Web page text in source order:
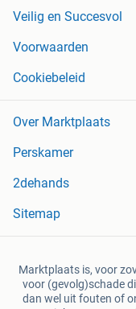
Veilig en Succesvol
Voorwaarden
Cookiebeleid
Over Marktplaats
Perskamer
2dehands
Sitemap
Marktplaats is, voor
voor (gevolg)schade
dan wel uit fouten of